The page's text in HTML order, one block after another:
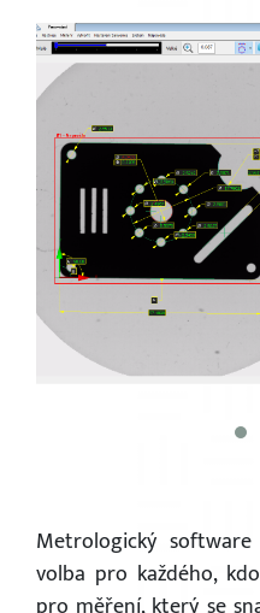
Metrologický software
volba pro každého,